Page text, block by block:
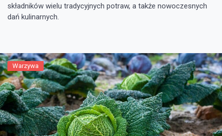
składników wielu tradycyjnych potraw, a także nowoczesnych
dań kulinarnych.
Warzywa